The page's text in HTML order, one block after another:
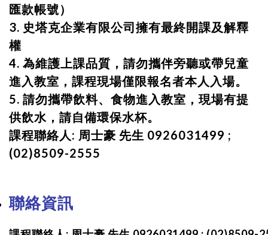
匯款帳號）
3. 史塔克企業有限公司擁有最終開課及解釋
權
4. 為維護上課品質，請勿攜伴旁聽或帶兒童
進入教室，課程現場僅限報名者本人入場。
5. 請勿攜帶飲料、食物進入教室，現場有提
供飲水，請自備環保水杯。
課程聯絡人: 周士豪 先生 0926031499 ;
(02)8509-2555
聯絡資訊